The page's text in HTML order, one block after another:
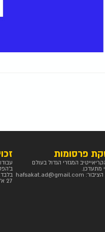
פרסומות
המגזרי הגדול בעולם
מתעדכן.
הציבור: hafsakat.ad@gmail.com
27 א'